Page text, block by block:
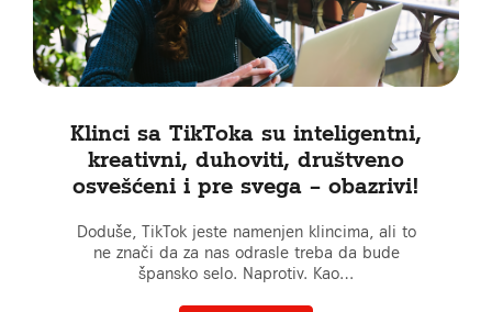
Klinci sa TikToka su inteligentni,
kreativni, duhoviti, društveno
osvešćeni i pre svega – obazrivi!
Doduše, TikTok jeste namenjen klincima, ali to
ne znači da za nas odrasle treba da bude
špansko selo. Naprotiv. Kao…